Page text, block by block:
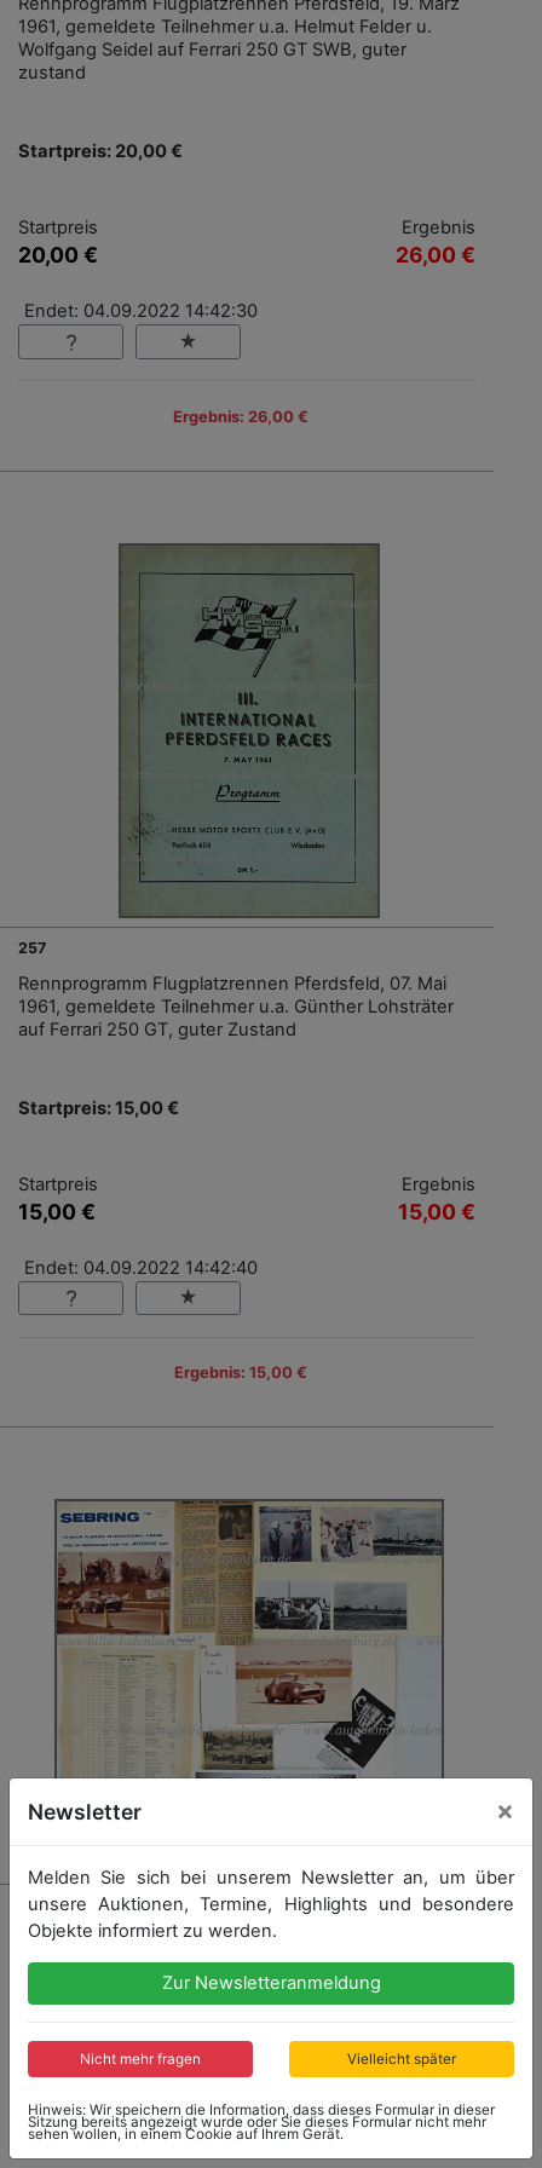
1961, gemeldete Teilnehmer u.a. Helmut Felder u.
Wolfgang Seidel auf Ferrari 250 GT SWB, guter
zustand
Startpreis: 20,00 €
Startpreis
20,00 €
Ergebnis
26,00 €
Endet: 04.09.2022 14:42:30
Ergebnis: 26,00 €
257
Rennprogramm Flugplatzrennen Pferdsfeld, 07. Mai
1961, gemeldete Teilnehmer u.a. Günther Lohsträter
auf Ferrari 250 GT, guter Zustand
Startpreis: 15,00 €
Startpreis
15,00 €
Ergebnis
15,00 €
Endet: 04.09.2022 14:42:40
Ergebnis: 15,00 €
258 - FERRARI
Konvolut (Albumseiten) Ferrari 250 GT SWB S/N 2725
GT, 12h Sebring 1962, Dokumentation des
Renneinsatzes von Fabrizio Serena di Lapigio auf
Ferrari 250 GT SWB (# 2725GT) 12h Rennen in Sebring
Berichten und der offiziellen Ergebnisliste; angelegt...
mehr
Newsletter ×
Melden Sie sich bei unserem Newsletter an, um über
unsere Auktionen, Termine, Highlights und besondere
Objekte informiert zu werden.
Zur Newsletteranmeldung
Nicht mehr fragen Vielleicht später
Hinweis: Wir speichern die Information, dass dieses Formular in dieser
Sitzung bereits angezeigt wurde oder Sie dieses Formular nicht mehr
sehen wollen, in einem Cookie auf Ihrem Gerät.